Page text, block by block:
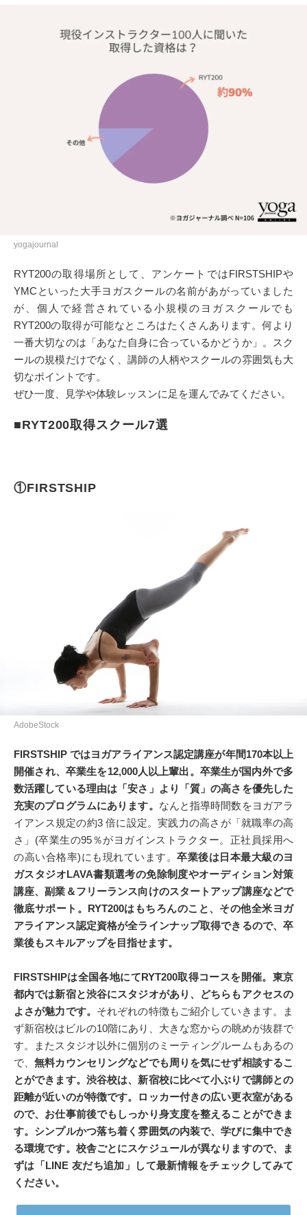
yogajournal
RYT200の取得場所として、アンケートではFIRSTSHIPや
YMCといった大手ヨガスクールの名前があがっていました
が、個人で経営されている小規模のヨガスクールでも
RYT200の取得が可能なところはたくさんあります。何より
一番大切なのは「あなた自身に合っているかどうか」。スク
ールの規模だけでなく、講師の人柄やスクールの雰囲気も大
切なポイントです。
ぜひ一度、見学や体験レッスンに足を運んでみてください。
■RYT200取得スクール7選
①FIRSTSHIP
AdobeStock
FIRSTSHIP ではヨガアライアンス認定講座が年間170本以上
開催され、卒業生を12,000人以上輩出。卒業生が国内外で多
数活躍している理由は「安さ」より「質」の高さを優先した
充実のプログラムにあります。 なんと指導時間数をヨガアラ
イアンス規定の約3 倍に設定。実践力の高さが「就職率の高
さ」(卒業生の95％がヨガインストラクター。正社員採用へ
の高い合格率)にも現れています。 卒業後は日本最大級のヨ
ガスタジオLAVA書類選考の免除制度やオーディション対策
講座、副業＆フリーランス向けのスタートアップ講座などで
徹底サポート。RYT200はもちろんのこと、その他全米ヨガ
アライアンス認定資格が全ラインナップ取得できるので、卒
業後もスキルアップを目指せます。
FIRSTSHIPは全国各地にてRYT200取得コースを開催。東京
都内では新宿と渋谷にスタジオがあり、どちらもアクセスの
よさが魅力です。 それぞれの特徴もご紹介していきます。ま
ず新宿校はビルの10階にあり、大きな窓からの眺めが抜群で
す。またスタジオ以外に個別のミーティングルームもあるの
で、無料カウンセリングなどでも周りを気にせず相談するこ
とができます。渋谷校は、新宿校に比べて小ぶりで講師との
距離が近いのが特徴です。ロッカー付きの広い更衣室がある
ので、お仕事前後でもしっかり身支度を整えることができま
す。シンプルかつ落ち着く雰囲気の内装で、学びに集中でき
る環境です。校舎ごとにスケジュールが異なりますので、ま
ずは「LINE 友だち追加」して最新情報をチェックしてみて
ください。